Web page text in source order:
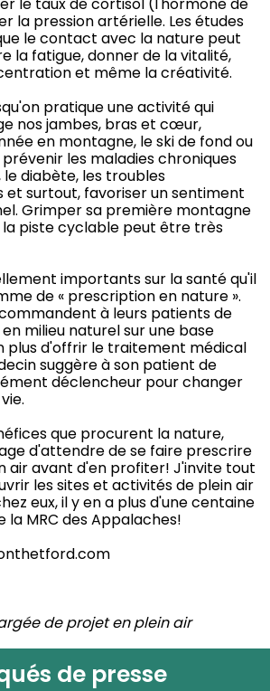
le taux de cortisol (l'hormone de
la pression artérielle. Les études
le contact avec la nature peut
la fatigue, donner de la vitalité,
et même la créativité.
pratique une activité qui
nos jambes, bras et cœur,
en montagne, le ski de fond ou
les maladies chroniques
diabète, les troubles
et surtout, favoriser un sentiment
Grimper sa première montagne
piste cyclable peut être très
importants sur la santé qu'il
de « prescription en nature ».
à leurs patients de
milieu naturel sur une base
plus d'offrir le traitement médical
suggère à son patient de
déclencheur pour changer
que procurent la nature,
d'attendre de se faire prescrire
air avant d'en profiter! J'invite tout
les sites et activités de plein air
eux, il y en a plus d'une centaine
la MRC des Appalaches!
de projet en plein air
de presse